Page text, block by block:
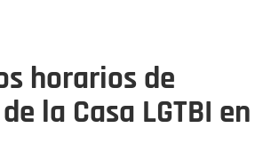
horarios de
la Casa LGTBI en